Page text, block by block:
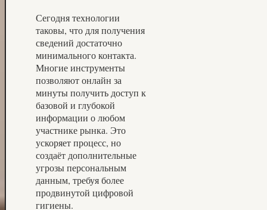
Сегодня технологии
таковы, что для получения
сведений достаточно
минимального контакта.
Многие инструменты
позволяют онлайн за
минуты получить доступ к
базовой и глубокой
информации о любом
участнике рынка. Это
ускоряет процесс, но
создаёт дополнительные
угрозы персональным
данным, требуя более
продвинутой цифровой
гигиены.